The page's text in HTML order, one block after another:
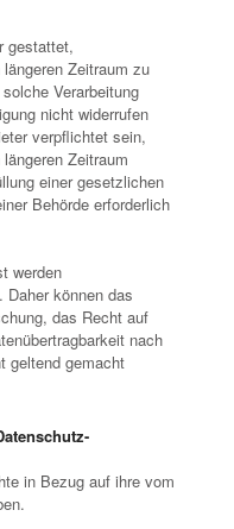
gestattet,
Zeitraum zu
Verarbeitung
nicht widerrufen
verpflichtet sein,
Zeitraum
einer gesetzlichen
Behörde erforderlich
werden
Daher können das
das Recht auf
nach
geltend gemacht
in Bezug auf ihre vom